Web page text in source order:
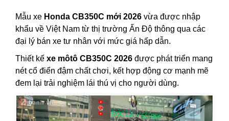
Mẫu xe Honda CB350C mới 2026 vừa được nhập
khẩu về Việt Nam từ thị trường Ấn Độ thông qua các
đại lý bán xe tư nhân với mức giá hấp dẫn.
Thiết kế xe môtô CB350C 2026 được phát triển mang
nét cổ điển đậm chất chơi, kết hợp động cơ mạnh mẽ
đem lại trải nghiệm lái thú vị cho người dùng.